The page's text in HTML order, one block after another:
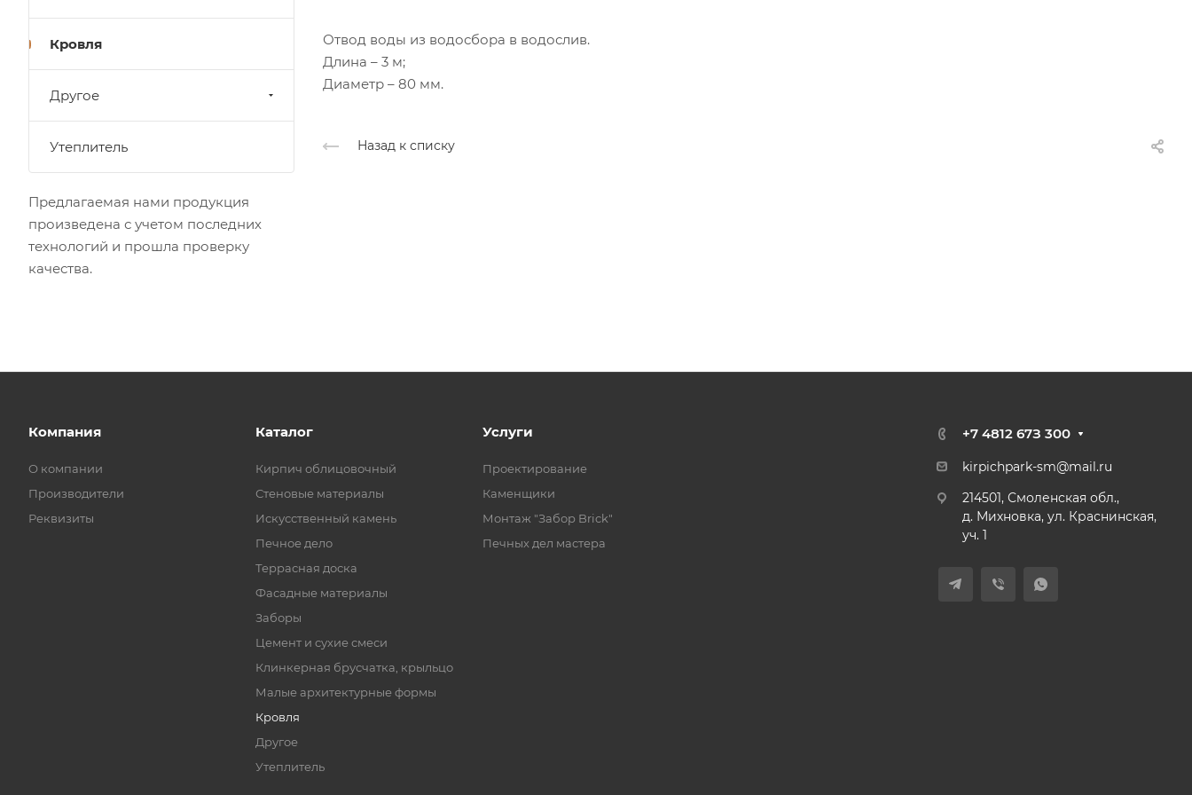
Отвод воды из водосбора в водослив.
Длина – 3 м;
Диаметр – 80 мм.
Назад к списку
Кровля
Другое
Утеплитель
Предлагаемая нами продукция
произведена с учетом последних
технологий и прошла проверку
качества.
Компания
О компании
Производители
Реквизиты
Каталог
Кирпич облицовочный
Стеновые материалы
Искусственный камень
Печное дело
Террасная доска
Фасадные материалы
Заборы
Цемент и сухие смеси
Клинкерная брусчатка, крыльцо
Малые архитектурные формы
Кровля
Другое
Утеплитель
Услуги
Проектирование
Каменщики
Монтаж "Забор Brick"
Печных дел мастера
+7 4812 67З 300
kirpichpark-sm@mail.ru
214501, Смоленская обл.,
д. Михновка, ул. Краснинская,
уч. 1